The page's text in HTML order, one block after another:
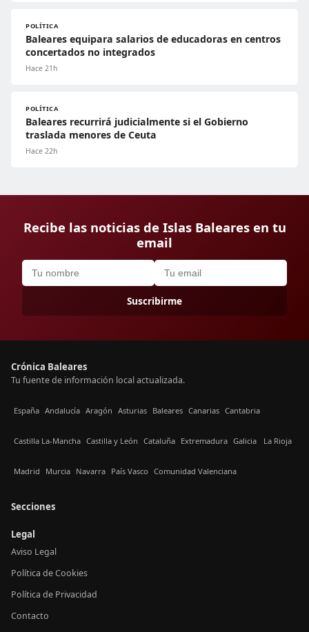
POLÍTICA
Baleares equipara salarios de educadoras en centros
concertados no integrados
Hace 21h
POLÍTICA
Baleares recurrirá judicialmente si el Gobierno
traslada menores de Ceuta
Hace 22h
Recibe las noticias de Islas Baleares en tu
email
Suscribirme
Crónica Baleares
Tu fuente de información local actualizada.
España Andalucía Aragón Asturias Baleares Canarias Cantabria
Castilla La-Mancha Castilla y León Cataluña Extremadura Galicia La Rioja
Madrid Murcia Navarra País Vasco Comunidad Valenciana
Secciones
Legal
Aviso Legal
Política de Cookies
Política de Privacidad
Contacto